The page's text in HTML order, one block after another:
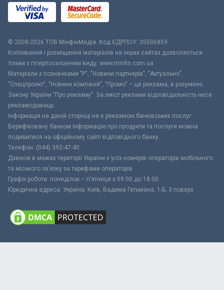
© 2008-2026 ТОВ МiнфiнМедiа. Код ЄДРПОУ: 35506859
Копіювання і розміщення матеріалів на інших сайтах дозволяється
тільки з гіперпосиланням виду: www.minfin.com.ua
Матеріали з позначками "Р", "Новини партнерів", "Актуально",
"Спецпроект", "Новини компаній", "Промо" – це реклама, в розумінні
Закону України "Про рекламу". За зміст реклами відповідальність несе
рекламодавець.
Інформація на даній сторінці не є рекламою банківських послуг.
Верифіковану банком інформацію про продукти та послуги можна
подивитися на офіційному сайті відповідного банку.
Телефон: (044) 392-47-40
Дзвінок в межах території України з усіх номерів операторів мобільного
та міського зв’язку за тарифами операторів
Графік роботи: понеділок – п’ятниця з 09:00 до 18:00
Юридична адреса: Україна, Київ, Вадима Гетьмана, 1-Б, 3 поверх